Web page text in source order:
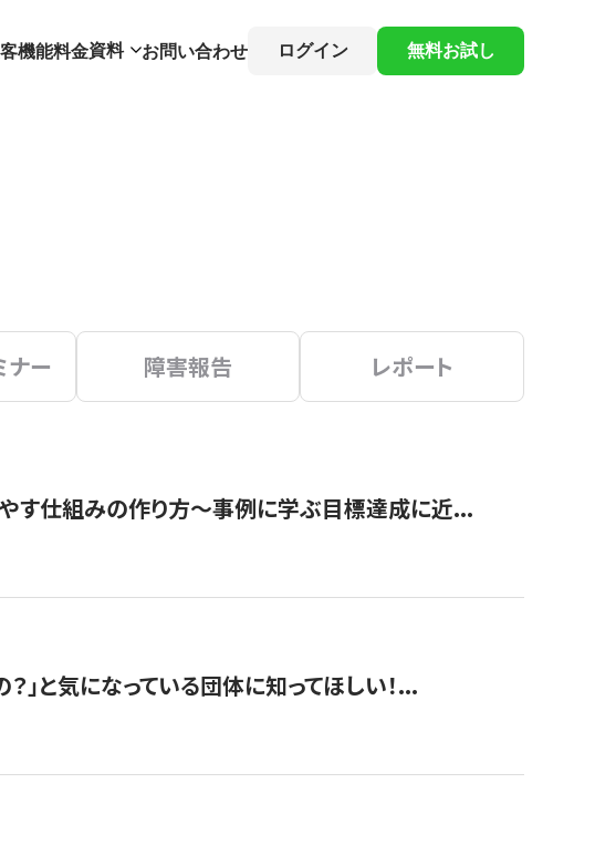
機能料金資料 お問い合わせ ログイン 無料お試し
ナー 障害報告 レポート
やす仕組みの作り方〜事例に学ぶ目標達成に近...
？」と気になっている団体に知ってほしい！...